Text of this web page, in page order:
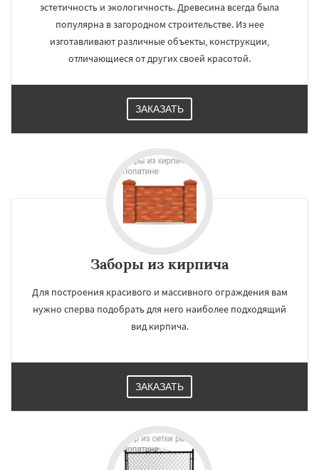
эстетичность и экологичность. Древесина всегда была
популярна в загородном строительстве. Из нее
изготавливают различные объекты, конструкции,
отличающиеся от других своей красотой.
ЗАКАЗАТЬ
Заборы из кирпича
Для построения красивого и массивного ограждения вам
нужно сперва подобрать для него наиболее подходящий
вид кирпича.
ЗАКАЗАТЬ